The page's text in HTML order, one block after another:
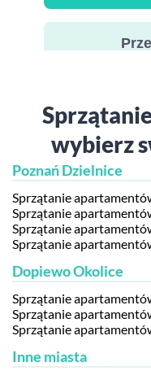
wybierz
Poznań Dzielnice
Sprzątanie
Sprzątanie
Sprzątanie
Sprzątanie
Dopiewo Okolice
Sprzątanie
Sprzątanie
Sprzątanie
Inne miasta